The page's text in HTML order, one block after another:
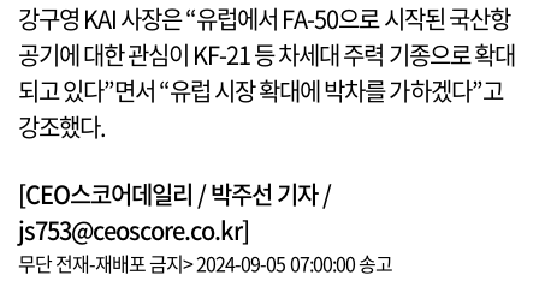
강구영 KAI 사장은 “유럽에서 FA-50으로 시작된 국산항
공기에 대한 관심이 KF-21 등 차세대 주력 기종으로 확대
되고 있다”면서 “유럽 시장 확대에 박차를 가하겠다”고
강조했다.
[CEO스코어데일리 / 박주선 기자 /
js753@ceoscore.co.kr]
무단 전재-재배포 금지> 2024-09-05 07:00:00 송고